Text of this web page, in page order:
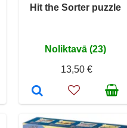
Hit the Sorter puzzle
Noliktavā (23)
13,50 €